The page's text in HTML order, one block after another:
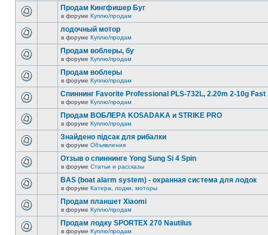
Продам Кингфишер Буг
в форуме Куплю/продам
лодочный мотор
в форуме Куплю/продам
Продам воблеры, бу
в форуме Куплю/продам
Продам воблеры
в форуме Куплю/продам
Спиннинг Favorite Professional PLS-732L, 2.20m 2-10g Fast
в форуме Куплю/продам
Продам ВОБЛЕРA KOSADAKA и STRIKE PRO
в форуме Куплю/продам
Знайдено підсак для рибалки
в форуме Объявления
Отзыв о спиннинге Yong Sung Si 4 Spin
в форуме Статьи и рассказы
BAS (boat alarm system) - охранная система для лодок
в форуме Катера, лодки, моторы
Продам планшет Xiaomi
в форуме Куплю/продам
Продам лодку SPORTEX 270 Nautilus
в форуме Куплю/продам